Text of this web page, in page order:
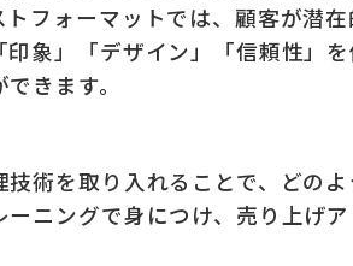
フォーマットでは、顧客が潜
象」「デザイン」「信頼性」
きます。
術を取り入れることで、どの
ニングで身につけ、売り上げ